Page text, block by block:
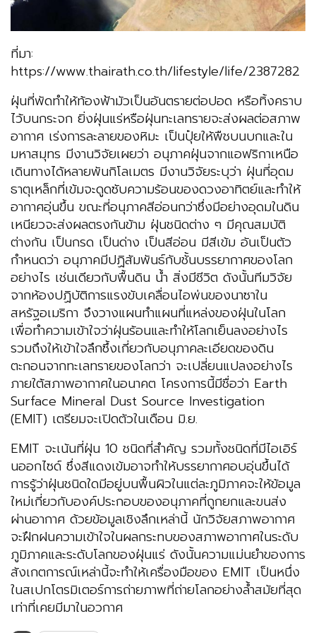
ที่มา:
https://www.thairath.co.th/lifestyle/life/2387282
ฝุ่นที่พัดทำให้ท้องฟ้ามัวเป็นอันตรายต่อปอด หรือทิ้งคราบ
ไว้บนกระจก ยิ่งฝุ่นแร่หรือฝุ่นทะเลทรายจะส่งผลต่อสภาพ
อากาศ เร่งการละลายของหิมะ เป็นปุ๋ยให้พืชบนบกและใน
มหาสมุทร มีงานวิจัยเผยว่า อนุภาคฝุ่นจากแอฟริกาเหนือ
เดินทางได้หลายพันกิโลเมตร มีงานวิจัยระบุว่า ฝุ่นที่อุดม
ธาตุเหล็กที่เข้มจะดูดซับความร้อนของดวงอาทิตย์และทำให้
อากาศอุ่นขึ้น ขณะที่อนุภาคสีอ่อนกว่าซึ่งมีอย่างอุดมในดิน
เหนียวจะส่งผลตรงกันข้าม ฝุ่นชนิดต่าง ๆ มีคุณสมบัติ
ต่างกัน เป็นกรด เป็นด่าง เป็นสีอ่อน มีสีเข้ม อันเป็นตัว
กำหนดว่า อนุภาคมีปฏิสัมพันธ์กับชั้นบรรยากาศของโลก
อย่างไร เช่นเดียวกับพื้นดิน น้ำ สิ่งมีชีวิต ดังนั้นทีมวิจัย
จากห้องปฏิบัติการแรงขับเคลื่อนไอพ่นของนาซาใน
สหรัฐอเมริกา จึงวางแผนทำแผนที่แหล่งของฝุ่นในโลก
เพื่อทำความเข้าใจว่าฝุ่นร้อนและทำให้โลกเย็นลงอย่างไร
รวมถึงให้เข้าใจลึกซึ้งเกี่ยวกับอนุภาคละเอียดของดิน
ตะกอนจากทะเลทรายของโลกว่า จะเปลี่ยนแปลงอย่างไร
ภายใต้สภาพอากาศในอนาคต โครงการนี้มีชื่อว่า Earth
Surface Mineral Dust Source Investigation
(EMIT) เตรียมจะเปิดตัวในเดือน มิ.ย.
EMIT จะเน้นที่ฝุ่น 10 ชนิดที่สำคัญ รวมทั้งชนิดที่มีไอเอิร์
นออกไซด์ ซึ่งสีแดงเข้มอาจทำให้บรรยากาศอบอุ่นขึ้นได้
การรู้ว่าฝุ่นชนิดใดมีอยู่บนพื้นผิวในแต่ละภูมิภาคจะให้ข้อมูล
ใหม่เกี่ยวกับองค์ประกอบของอนุภาคที่ถูกยกและขนส่ง
ผ่านอากาศ ด้วยข้อมูลเชิงลึกเหล่านี้ นักวิจัยสภาพอากาศ
จะฝึกฝนความเข้าใจในผลกระทบของสภาพอากาศในระดับ
ภูมิภาคและระดับโลกของฝุ่นแร่ ดังนั้นความแม่นยำของการ
สังเกตการณ์เหล่านี้จะทำให้เครื่องมือของ EMIT เป็นหนึ่ง
ในสเปกโตรมิเตอร์การถ่ายภาพที่ถ่ายโลกอย่างล้ำสมัยที่สุด
เท่าที่เคยมีมาในอวกาศ